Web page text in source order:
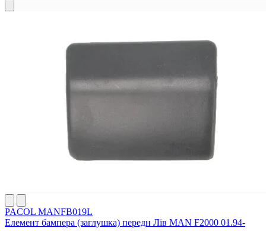
PACOL MANFB019L
Елемент бампера (заглушка) передн Лів MAN F2000 01.94-